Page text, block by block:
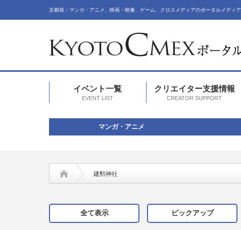
京都発：マンガ・アニメ、映画・映像、ゲーム、クロスメディアのポータルメディア
イベント一覧
EVENT LIST
クリエイター支援情報
CREATOR SUPPORT
マンガ・アニメ
建勲神社
全て表示 ピックアップ